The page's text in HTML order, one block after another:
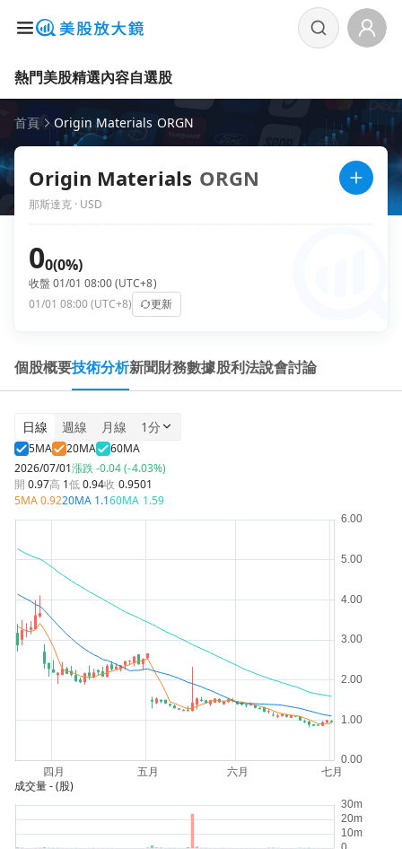
熱門美股精選內容自選股
首頁 Origin Materials ORGN
Origin Materials ORGN
那斯達克 · USD
00(0%)
收盤 01/01 08:00 (UTC+8)
01/01 08:00 (UTC+8)
更新
個股概要技術分析新聞財務數據股利法說會討論
日線 週線 月線 1分
5MA 20MA
60MA
2026/07/01漲跌-0.04 (-4.03%)
開0.97高 1低0.94收 0.9501
5MA0.9220MA 1.160MA 1.59
成交量- (股)